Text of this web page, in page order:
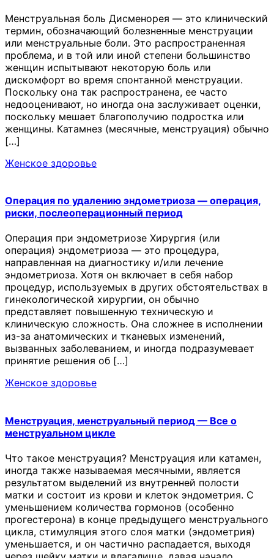
Менструальная боль Дисменорея — это клинический
термин, обозначающий болезненные менструации
или менструальные боли. Это распространенная
проблема, и в той или иной степени большинство
женщин испытывают некоторую боль или
дискомфорт во время спонтанной менструации.
Поскольку она так распространена, ее часто
недооценивают, но иногда она заслуживает оценки,
поскольку мешает благополучию подростка или
женщины. Катамнез (месячные, менструация) обычно
[…]
Женское здоровье
Операция по удалению эндометриоза — операция,
риски, послеоперационный период
Операция при эндометриозе Хирургия (или
операция) эндометриоза — это процедура,
направленная на диагностику и/или лечение
эндометриоза. Хотя он включает в себя набор
процедур, используемых в других обстоятельствах в
гинекологической хирургии, он обычно
представляет повышенную техническую и
клиническую сложность. Она сложнее в исполнении
из-за анатомических и тканевых изменений,
вызванных заболеванием, и иногда подразумевает
принятие решения об […]
Женское здоровье
Менструация, менструальный период — Все о
менструальном цикле
Что такое менструация? Менструация или катамен,
иногда также называемая месячными, является
результатом выделений из внутренней полости
матки и состоит из крови и клеток эндометрия. С
уменьшением количества гормонов (особенно
прогестерона) в конце предыдущего менструального
цикла, стимуляция этого слоя матки (эндометрия)
уменьшается, и он частично распадается, выходя